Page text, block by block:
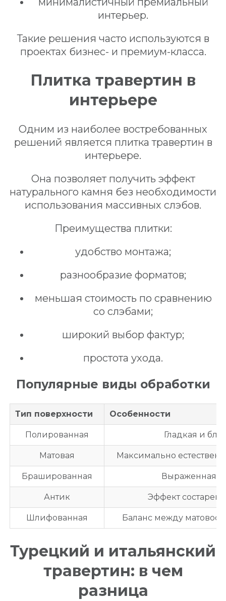
интерьер.
Такие решения часто используются в
проектах бизнес- и премиум-класса.
Плитка травертин в
интерьере
Одним из наиболее востребованных
решений является плитка травертин в
интерьере.
Она позволяет получить эффект
натурального камня без необходимости
использования массивных слэбов.
Преимущества плитки:
удобство монтажа;
разнообразие форматов;
меньшая стоимость по сравнению
со слэбами;
широкий выбор фактур;
простота ухода.
Популярные виды обработки
Тип поверхности Особенности
Полированная Гладкая и
Матовая Максимально
Брашированная Выраженная
Антик Эффект
Шлифованная Баланс между
Турецкий и итальянский
травертин: в чем
разница